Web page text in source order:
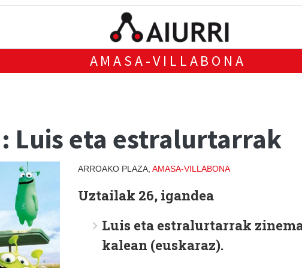
AMASA-VILLABONA
Luis eta estralurtarrak
ARROAKO PLAZA, AMASA-VILLABONA
Uztailak 26, igandea
Luis eta estralurtarrak
kalean (euskaraz).